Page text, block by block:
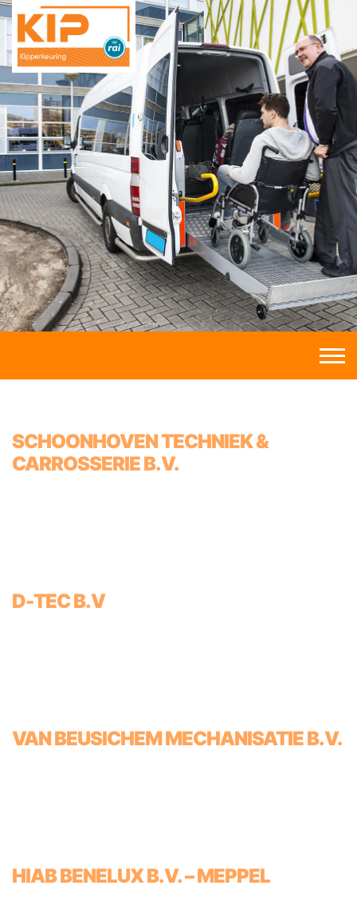
SCHOONHOVEN TECHNIEK &
CARROSSERIE B.V.
D-TEC B.V
VAN BEUSICHEM MECHANISATIE B.V.
HIAB BENELUX B.V. – MEPPEL